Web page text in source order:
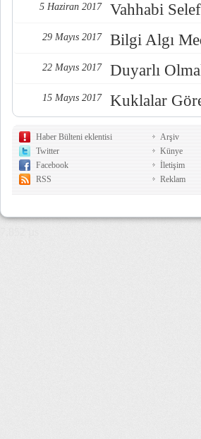
5 Haziran 2017 Vahhabi
29 Mayıs 2017 Bilgi Algı
22 Mayıs 2017 Duyarlı
15 Mayıs 2017 Kuklalar
Haber Bülteni eklentisi
Twitter
Facebook
RSS
Arşiv
Künye
İletişim
Reklam